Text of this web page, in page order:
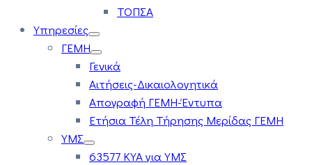
ΤΟΠΣΑ
Υπηρεσίες
ΓΕΜΗ
Γενικά
Αιτήσεις-Δικαιολογητικά
Απογραφή ΓΕΜΗ-Έντυπα
Ετήσια Τέλη Τήρησης Μερίδας ΓΕΜΗ
ΥΜΣ
63577 ΚΥΑ για ΥΜΣ